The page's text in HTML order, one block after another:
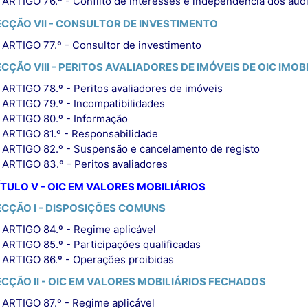
VII - CONSULTOR DE INVESTIMENTO
ARTIGO 77.º - Consultor de investimento
VIII - PERITOS AVALIADORES DE IMÓVEIS DE OIC
ARTIGO 78.º - Peritos avaliadores de imóveis
ARTIGO 79.º - Incompatibilidades
ARTIGO 80.º - Informação
ARTIGO 81.º - Responsabilidade
ARTIGO 82.º - Suspensão e cancelamento de registo
ARTIGO 83.º - Peritos avaliadores
V - OIC EM VALORES MOBILIÁRIOS
I - DISPOSIÇÕES COMUNS
ARTIGO 84.º - Regime aplicável
ARTIGO 85.º - Participações qualificadas
ARTIGO 86.º - Operações proibidas
II - OIC EM VALORES MOBILIÁRIOS FECHADOS
ARTIGO 87.º - Regime aplicável